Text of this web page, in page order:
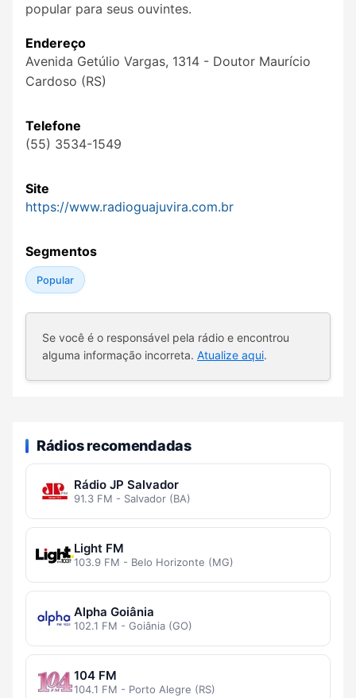
popular para seus ouvintes.
Endereço
Avenida Getúlio Vargas, 1314 - Doutor Maurício
Cardoso (RS)
Telefone
(55) 3534-1549
Site
https://www.radioguajuvira.com.br
Segmentos
Popular
Se você é o responsável pela rádio e encontrou
alguma informação incorreta. Atualize aqui.
Rádios recomendadas
Rádio JP Salvador
91.3 FM - Salvador (BA)
Light FM
103.9 FM - Belo Horizonte (MG)
Alpha Goiânia
102.1 FM - Goiânia (GO)
104 FM
104.1 FM - Porto Alegre (RS)